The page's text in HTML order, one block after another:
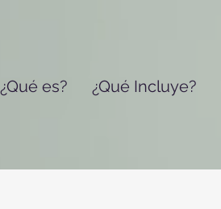
¿Qué es? ¿Qué Incluye?